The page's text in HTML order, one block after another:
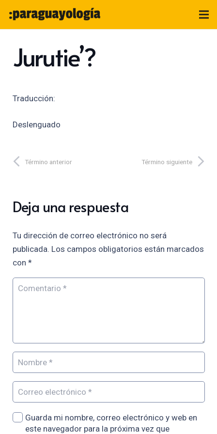
Jurutie’?
Traducción:
Deslenguado
Término anterior Término siguiente
Deja una respuesta
Tu dirección de correo electrónico no será
publicada. Los campos obligatorios están marcados
con *
Guarda mi nombre, correo electrónico y web en
este navegador para la próxima vez que